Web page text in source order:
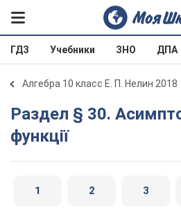
ГДЗ Учебники ЗНО ДПА
Алгебра 10 класс Е. П. Нелин 2018
Раздел § 30. Асимптоти графіка
функції
1 2 3